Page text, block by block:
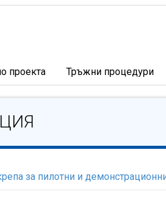
проекта Тръжни процедури
за пилотни и